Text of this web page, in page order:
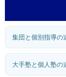
集団と個別指導
大手塾と個人塾の